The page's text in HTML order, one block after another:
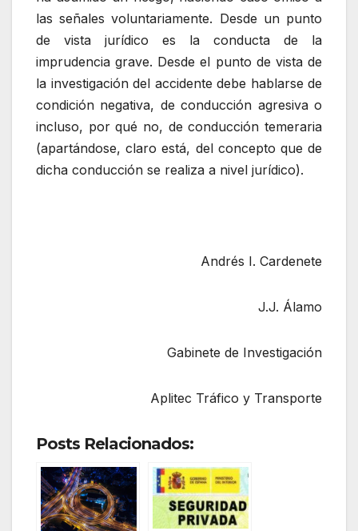
las señales voluntariamente. Desde un punto
de vista jurídico es la conducta de la
imprudencia grave. Desde el punto de vista de
la investigación del accidente debe hablarse de
condición negativa, de conducción agresiva o
incluso, por qué no, de conducción temeraria
(apartándose, claro está, del concepto que de
dicha conducción se realiza a nivel jurídico).
Andrés I. Cardenete
J.J. Álamo
Gabinete de Investigación
Aplitec Tráfico y Transporte
Posts Relacionados: